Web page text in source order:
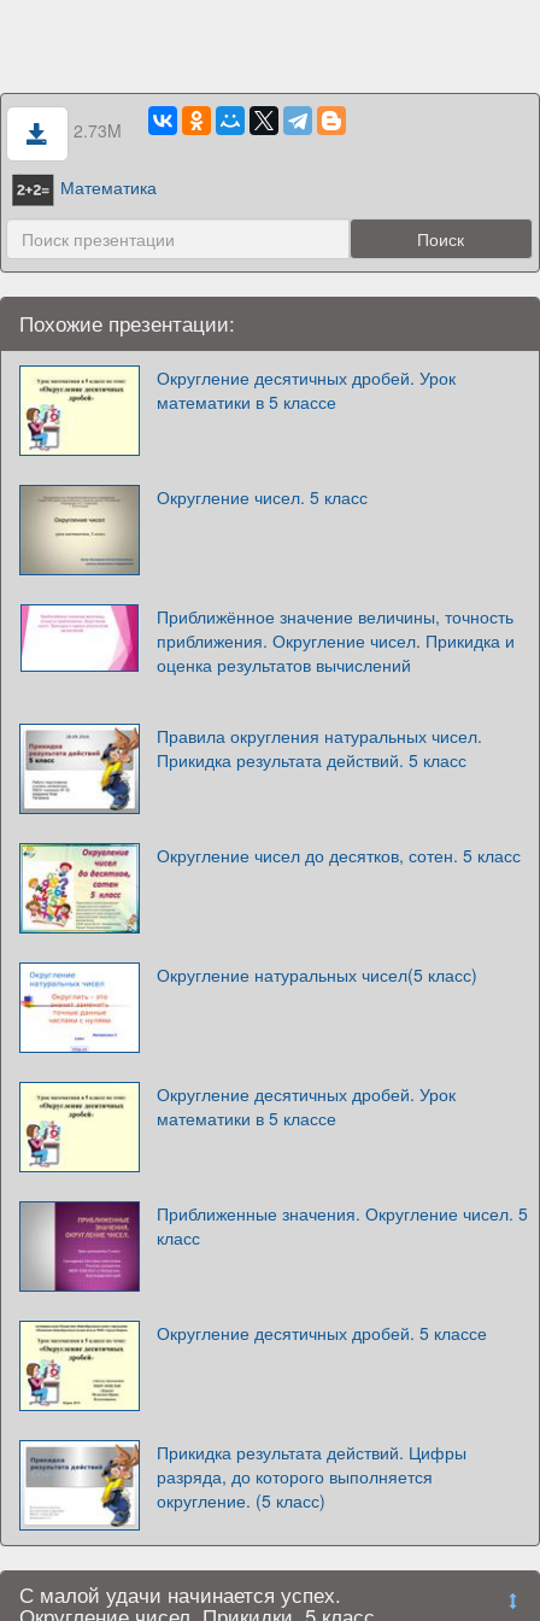
2.73M
Математика
Похожие презентации:
Округление десятичных дробей. Урок
математики в 5 классе
Округление чисел. 5 класс
Приближённое значение величины, точность
приближения. Округление чисел. Прикидка и
оценка результатов вычислений
Правила округления натуральных чисел.
Прикидка результата действий. 5 класс
Округление чисел до десятков, сотен. 5 класс
Округление натуральных чисел(5 класс)
Округление десятичных дробей. Урок
математики в 5 классе
Приближенные значения. Округление чисел. 5
класс
Округление десятичных дробей. 5 классе
Прикидка результата действий. Цифры
разряда, до которого выполняется
округление. (5 класс)
С малой удачи начинается успех.